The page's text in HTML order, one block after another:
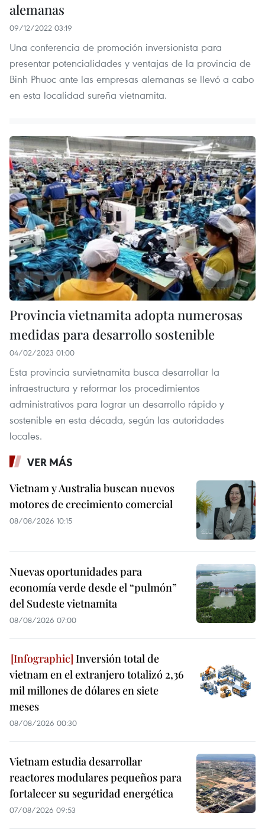
alemanas
09/12/2022 03:19
Una conferencia de promoción inversionista para
presentar potencialidades y ventajas de la provincia de
Binh Phuoc ante las empresas alemanas se llevó a cabo
en esta localidad sureña vietnamita.
Provincia vietnamita adopta numerosas
medidas para desarrollo sostenible ​
04/02/2023 01:00
Esta provincia survietnamita busca desarrollar la
infraestructura y reformar los procedimientos
administrativos para lograr un desarrollo rápido y
sostenible en esta década, según las autoridades
locales.
VER MÁS
Vietnam y Australia buscan nuevos
motores de crecimiento comercial
08/08/2026 10:15
Nuevas oportunidades para
economía verde desde el “pulmón”
del Sudeste vietnamita
08/08/2026 07:00
Inversión total de
vietnam en el extranjero totalizó 2,36
mil millones de dólares en siete
meses
08/08/2026 00:30
Vietnam estudia desarrollar
reactores modulares pequeños para
fortalecer su seguridad energética
07/08/2026 09:53